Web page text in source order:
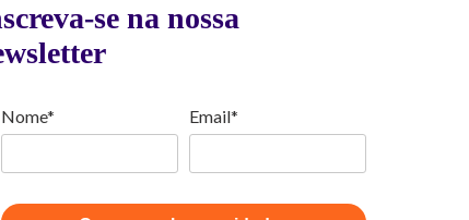
se na nossa
Nome* Email*